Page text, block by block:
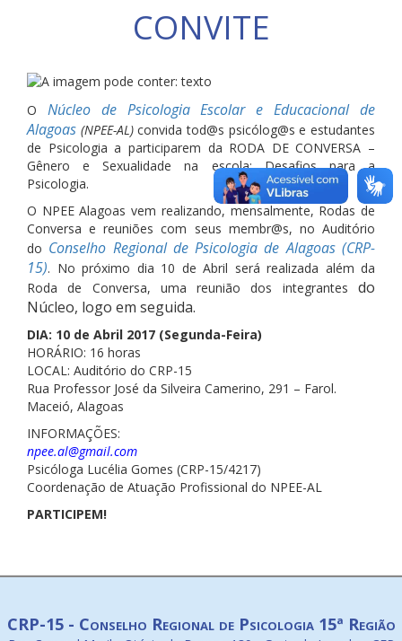
CONVITE
O
Núcleo de Psicologia Escolar e Educacional de
Alagoas (NPEE-AL)convida tod@s psicólog@s e estudantes
de Psicologia a participarem da RODA DE CONVERSA –
Gênero e Sexualidade na escola: Desafios para a
Psicologia.
O NPEE Alagoas vem realizando, mensalmente, Rodas de
Conversa e reuniões com seus membr@s, no Auditório
do Conselho Regional de Psicologia de Alagoas (CRP-
15). No próximo dia 10 de Abril será realizada além da
Roda de Conversa, uma reunião dos integrantes
do
Núcleo, logo em seguida.
DIA: 10 de Abril 2017 (Segunda-Feira)
HORÁRIO: 16 horas
LOCAL: Auditório do CRP-15
Rua Professor José da Silveira Camerino, 291 – Farol.
Maceió, Alagoas
INFORMAÇÕES:
npee.al@gmail.com
Psicóloga Lucélia Gomes (CRP-15/4217)
Coordenação de Atuação Profissional do NPEE-AL
PARTICIPEM!
CRP-15 - Conselho Regional de Psicologia 15ª Região